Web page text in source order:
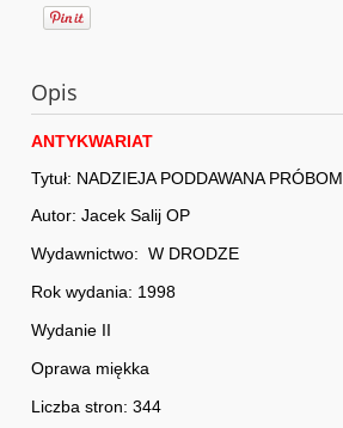
Opis
ANTYKWARIAT
Tytuł: NADZIEJA PODDAWANA PRÓBOM
Autor: Jacek Salij OP
Wydawnictwo: W DRODZE
Rok wydania: 1998
Wydanie II
Oprawa miękka
Liczba stron: 344